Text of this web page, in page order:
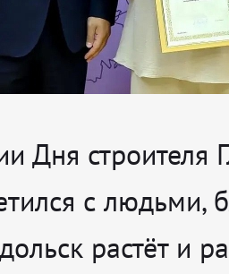
Дня строителя
с людьми,
растёт и